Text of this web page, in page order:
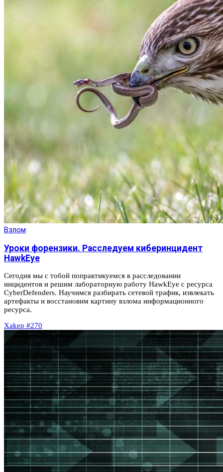
Взлом
Уроки форензики. Расследуем киберинцидент
HawkEye
Сегодня мы с тобой попрактикуемся в расследовании
инцидентов и решим лабораторную работу HawkEye с ресурса
CyberDefenders. Научимся разбирать сетевой трафик, извлекать
артефакты и восстановим картину взлома информационного
ресурса.
Xakep #270